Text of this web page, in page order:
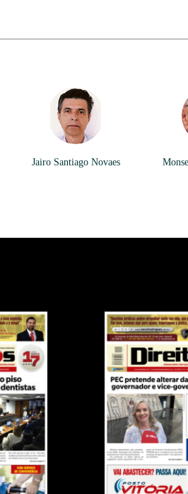
Jairo Santiago Novaes